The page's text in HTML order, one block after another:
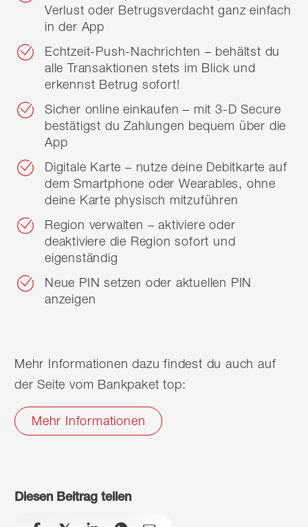
Verlust oder Betrugsverdacht ganz einfach
in der App
Echtzeit-Push-Nachrichten – behältst du
alle Transaktionen stets im Blick und
erkennst Betrug sofort!
Sicher online einkaufen – mit 3-D Secure
bestätigst du Zahlungen bequem über die
App
Digitale Karte – nutze deine Debitkarte auf
dem Smartphone oder Wearables, ohne
deine Karte physisch mitzuführen
Region verwalten – aktiviere oder
deaktiviere die Region sofort und
eigenständig
Neue PIN setzen oder aktuellen PIN
anzeigen
Mehr Informationen dazu findest du auch auf
der Seite vom Bankpaket top:
Mehr Informationen
Diesen Beitrag teilen